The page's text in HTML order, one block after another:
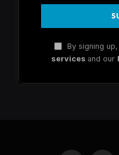
By signing
services and our